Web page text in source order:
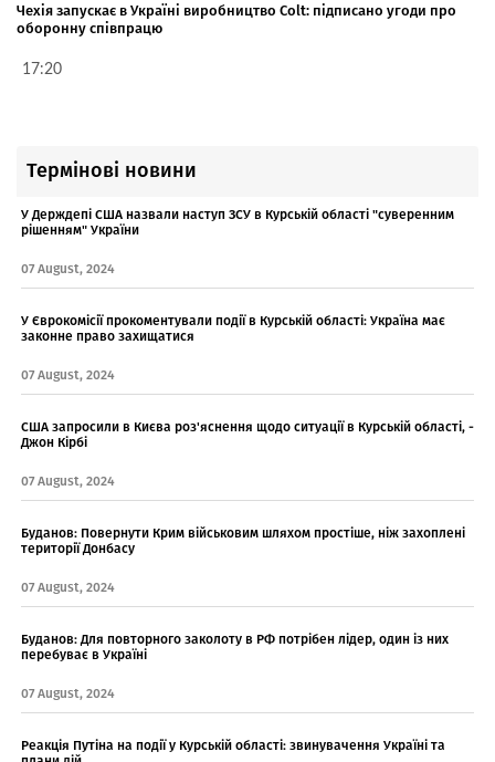
Чехія запускає в Україні виробництво Colt: підписано угоди про
оборонну співпрацю
17:20
Термінові новини
У Держдепі США назвали наступ ЗСУ в Курській області "суверенним
рішенням" України
07 August, 2024
У Єврокомісії прокоментували події в Курській області: Україна має
законне право захищатися
07 August, 2024
США запросили в Києва роз'яснення щодо ситуації в Курській області, -
Джон Кірбі
07 August, 2024
Буданов: Повернути Крим військовим шляхом простіше, ніж захоплені
території Донбасу
07 August, 2024
Буданов: Для повторного заколоту в РФ потрібен лідер, один із них
перебуває в Україні
07 August, 2024
Реакція Путіна на події у Курській області: звинувачення Україні та